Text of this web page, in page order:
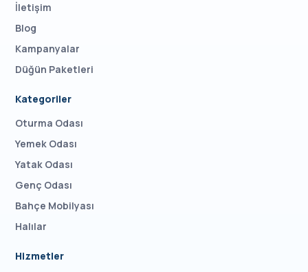
İletişim
Blog
Kampanyalar
Düğün Paketleri
Kategoriler
Oturma Odası
Yemek Odası
Yatak Odası
Genç Odası
Bahçe Mobilyası
Halılar
Hizmetler